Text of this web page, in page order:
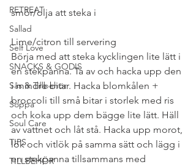
RETREAT
Sallad
Self Love
SNACKS & GODIS
Sås & Tillbehör
Soppa
Soul Care
TIPS
TILLBEHÖR
smör/olja att steka i
Lime/citron till servering
Börja med att steka kycklingen lite lätt i
en stekpanna. Ta av och hacka upp den
i mindre bitar. Hacka blomkålen +
broccoli till små bitar i storlek med ris
och koka upp dem bägge lite lätt. Häll
av vattnet och låt stå. Hacka upp morot,
lök och vitlök på samma sätt och lägg i
en stekpanna tillsammans med